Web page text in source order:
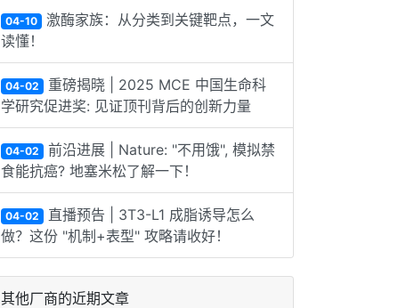
04-10 激酶家族：从分类到关键靶点，一文
读懂！
04-02 重磅揭晓 | 2025 MCE 中国生命科
学研究促进奖: 见证顶刊背后的创新力量
04-02 前沿进展 | Nature: "不用饿", 模拟禁
食能抗癌? 地塞米松了解一下！
04-02 直播预告 | 3T3-L1 成脂诱导怎么
做？这份 "机制+表型" 攻略请收好！
其他厂商的近期文章